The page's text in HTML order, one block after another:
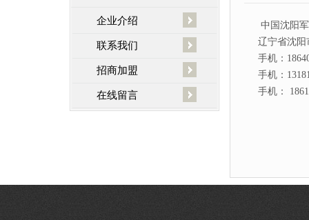
企业介绍
联系我们
招商加盟
在线留言
中国沈阳
辽宁省沈阳
手机：
手机：
手机：